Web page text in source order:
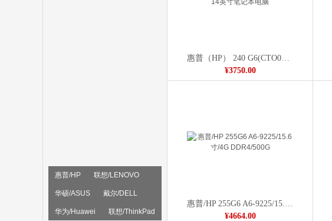
惠普/HP 联想/LENOVO
华硕/ASUS 戴尔/DELL
华为/Huawei 联想/ThinkPad
惠普（HP） 240 G6(CTO01) 14英寸笔记本电脑
¥3750.00
惠普/HP 255G6 A6-9225/15.6寸/4G DDR4/500G
¥4664.00